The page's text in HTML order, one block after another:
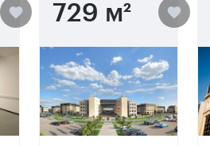
729 м²